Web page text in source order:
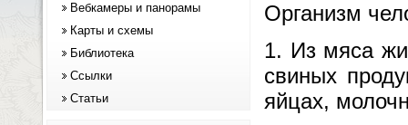
Вебкамеры и панорамы
Карты и схемы
Библиотека
Ссылки
Статьи
Организм
1. Из мяса
свиных
яйцах,